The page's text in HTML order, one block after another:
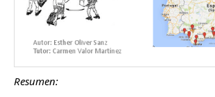
Resumen: